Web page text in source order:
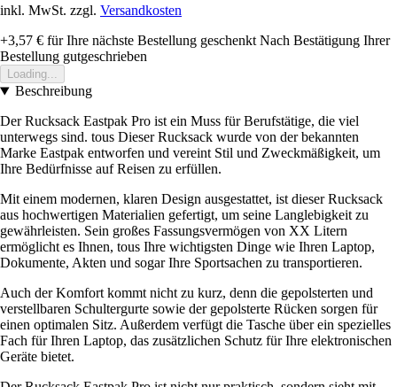
inkl. MwSt. zzgl. Versandkosten
+3,57 € für Ihre nächste Bestellung geschenkt Nach Bestätigung Ihrer
Bestellung gutgeschrieben
Loading...
Beschreibung
Der Rucksack Eastpak Pro ist ein Muss für Berufstätige, die viel
unterwegs sind. tous Dieser Rucksack wurde von der bekannten
Marke Eastpak entworfen und vereint Stil und Zweckmäßigkeit, um
Ihre Bedürfnisse auf Reisen zu erfüllen.
Mit einem modernen, klaren Design ausgestattet, ist dieser Rucksack
aus hochwertigen Materialien gefertigt, um seine Langlebigkeit zu
gewährleisten. Sein großes Fassungsvermögen von XX Litern
ermöglicht es Ihnen, tous Ihre wichtigsten Dinge wie Ihren Laptop,
Dokumente, Akten und sogar Ihre Sportsachen zu transportieren.
Auch der Komfort kommt nicht zu kurz, denn die gepolsterten und
verstellbaren Schultergurte sowie der gepolsterte Rücken sorgen für
einen optimalen Sitz. Außerdem verfügt die Tasche über ein spezielles
Fach für Ihren Laptop, das zusätzlichen Schutz für Ihre elektronischen
Geräte bietet.